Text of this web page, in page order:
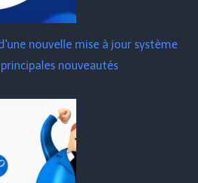
nouvelle mise à jour système
nouveautés